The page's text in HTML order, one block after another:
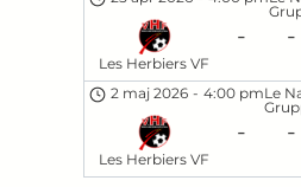
Les Herbiers VF
- -
Le
2 maj 2026 - 4:00 pm
Les Herbiers VF
- -